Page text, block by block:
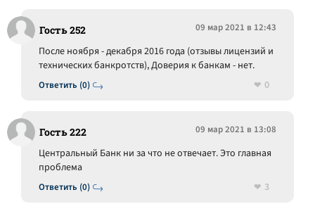
Гость 252 09 мар 2021 в 12:43
Ответить (0)
После ноября - декабря 2016 года (отзывы лицензий и
технических банкротств), Доверия к банкам - нет.
0
Гость 222 09 мар 2021 в 13:08
Ответить (0)
Центральный Банк ни за что не отвечает. Это главная
проблема
3